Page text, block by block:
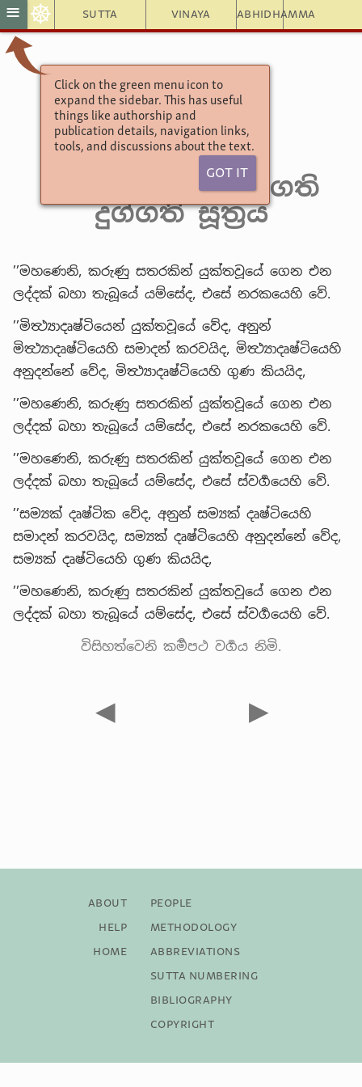
Sutta Vinaya Abhidhamma
≡ ☸
Click on the green menu icon to
expand the sidebar. This has useful
things like authorship and
publication details, navigation links,
tools, and discussions about the text.
Got It
අඞ්ගුත්තරනිකායො
චතුක්ක නිපාතය
5. පඤ්චම පණ්ණාසකය
(27) 7. කම්මපථ වර්‍ගය
10. මිච්ඡාදිඨික සුගති
දුග්ගති සූත්‍රය
’’මහණෙනි, කරුණු සතරකින් යුක්තවූයේ ගෙන එන
ලද්දක් බහා තැබූයේ යම්සේද, එසේ නරකයෙහි වේ.
’’මිත්‍ථ්‍යාදෘෂ්ටියෙන් යුක්තවූයේ වේද, අනුන්
මිත්‍ථ්‍යාදෘෂ්ටියෙහි සමාදන් කරවයිද, මිත්‍ථ්‍යාදෘෂ්ටියෙහි
අනුදන්නේ වේද, මිත්‍ථ්‍යාදෘෂ්ටියෙහි ගුණ කියයිද,
’’මහණෙනි, කරුණු සතරකින් යුක්තවූයේ ගෙන එන
ලද්දක් බහා තැබූයේ යම්සේද, එසේ නරකයෙහි වේ.
’’මහණෙනි, කරුණු සතරකින් යුක්තවූයේ ගෙන එන
ලද්දක් බහා තැබූයේ යම්සේද, එසේ ස්වර්‍ගයෙහි වේ.
’’සම්‍යක් දෘෂ්ටික වේද, අනුන් සම්‍යක් දෘෂ්ටියෙහි
සමාදන් කරවයිද, සම්‍යක් දෘෂ්ටියෙහි අනුදන්නේ වේද,
සම්‍යක් දෘෂ්ටියෙහි ගුණ කියයිද,
’’මහණෙනි, කරුණු සතරකින් යුක්තවූයේ ගෙන එන
ලද්දක් බහා තැබූයේ යම්සේද, එසේ ස්වර්‍ගයෙහි වේ.
විසිහත්වෙනි කර්‍මපථ වර්‍ගය නිමි.
◀ ▶
About
Help
Home
People
Methodology
Abbreviations
Sutta Numbering
Bibliography
Copyright